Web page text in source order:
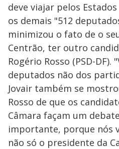
deve viajar pelos
os demais "512
minimizou o fato de o
Centrão, ter outro
Rogério Rosso (PSD-
deputados não dos
Jovair também se
Rosso de que os
Câmara façam um
importante, porque nós
não só o presidente da